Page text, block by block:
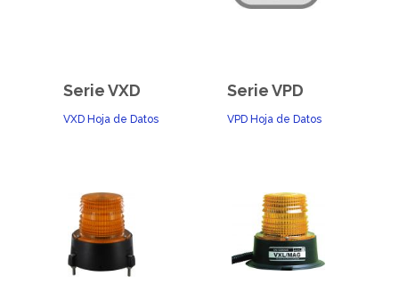
Serie VXD
VXD Hoja de Datos
Serie VPD
VPD Hoja de Datos